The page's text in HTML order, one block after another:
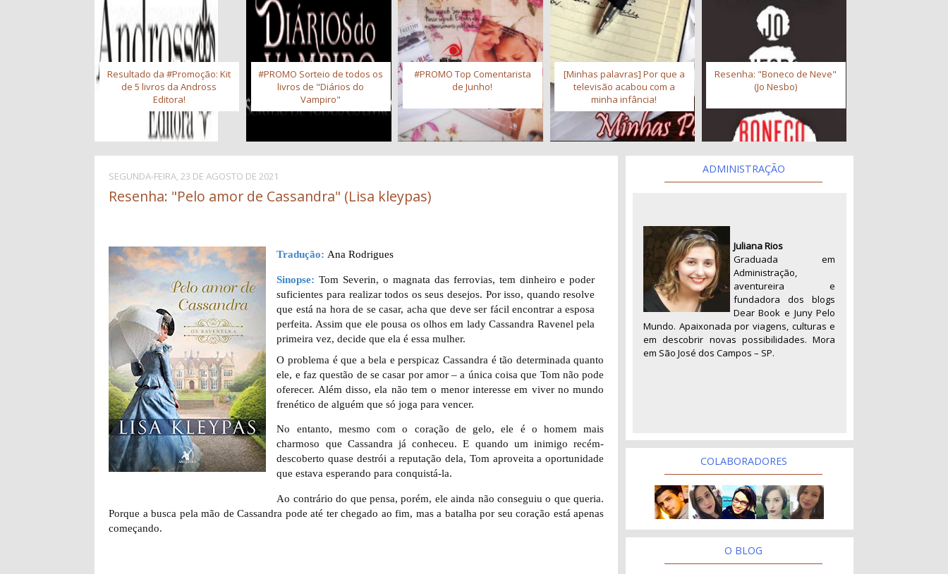
Resultado da #Promoção: Kit
de 5 livros da Andross
Editora!
#PROMO Sorteio de todos os
livros de "Diários do
Vampiro"
#PROMO Top Comentarista
de Junho!
[Minhas palavras] Por que a
televisão acabou com a
minha infância!
Resenha: "Boneco de Neve"
(Jo Nesbo)
SEGUNDA-FEIRA, 23 DE AGOSTO DE 2021
Resenha: "Pelo amor de Cassandra" (Lisa kleypas)
Tradução:Ana Rodrigues
Sinopse: Tom Severin, o magnata das ferrovias, tem dinheiro e poder
suficientes para realizar todos os seus desejos. Por isso, quando resolve
que está na hora de se casar, acha que deve ser fácil encontrar a esposa
perfeita. Assim que ele pousa os olhos em lady Cassandra Ravenel pela
primeira vez, decide que ela é essa mulher.
O problema é que a bela e perspicaz Cassandra é tão determinada quanto
ele, e faz questão de se casar por amor – a única coisa que Tom não pode
oferecer. Além disso, ela não tem o menor interesse em viver no mundo
frenético de alguém que só joga para vencer.
No entanto, mesmo com o coração de gelo, ele é o homem mais
charmoso que Cassandra já conheceu. E quando um inimigo recém-
descoberto quase destrói a reputação dela, Tom aproveita a oportunidade
que estava esperando para conquistá-la.
Ao contrário do que pensa, porém, ele ainda não conseguiu o que queria.
Porque a busca pela mão de Cassandra pode até ter chegado ao fim, mas a batalha por seu coração está apenas
começando.
ADMINISTRAÇÃO
Juliana Rios
Graduada em
Administração,
aventureira e
fundadora dos blogs
Dear Book e Juny Pelo
Mundo. Apaixonada por viagens, culturas e
em descobrir novas possibilidades. Mora
em São José dos Campos – SP.
COLABORADORES
O BLOG